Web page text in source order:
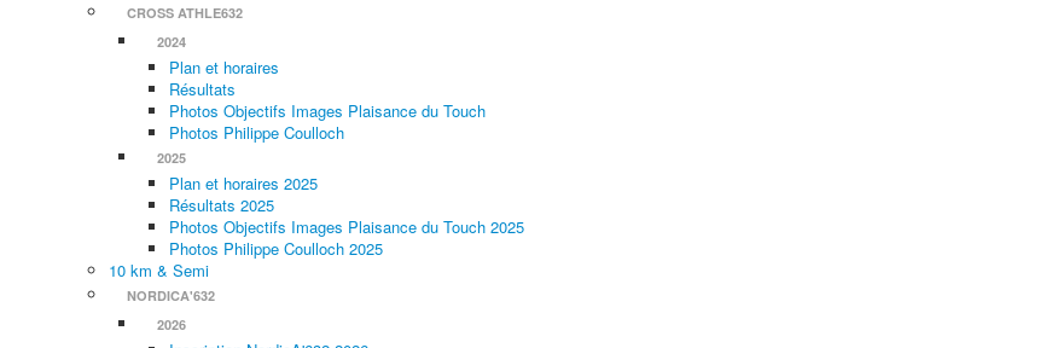
CROSS ATHLE632
2024
Plan et horaires
Résultats
Photos Objectifs Images Plaisance du Touch
Photos Philippe Coulloch
2025
Plan et horaires 2025
Résultats 2025
Photos Objectifs Images Plaisance du Touch 2025
Photos Philippe Coulloch 2025
10 km & Semi
NORDICA'632
2026